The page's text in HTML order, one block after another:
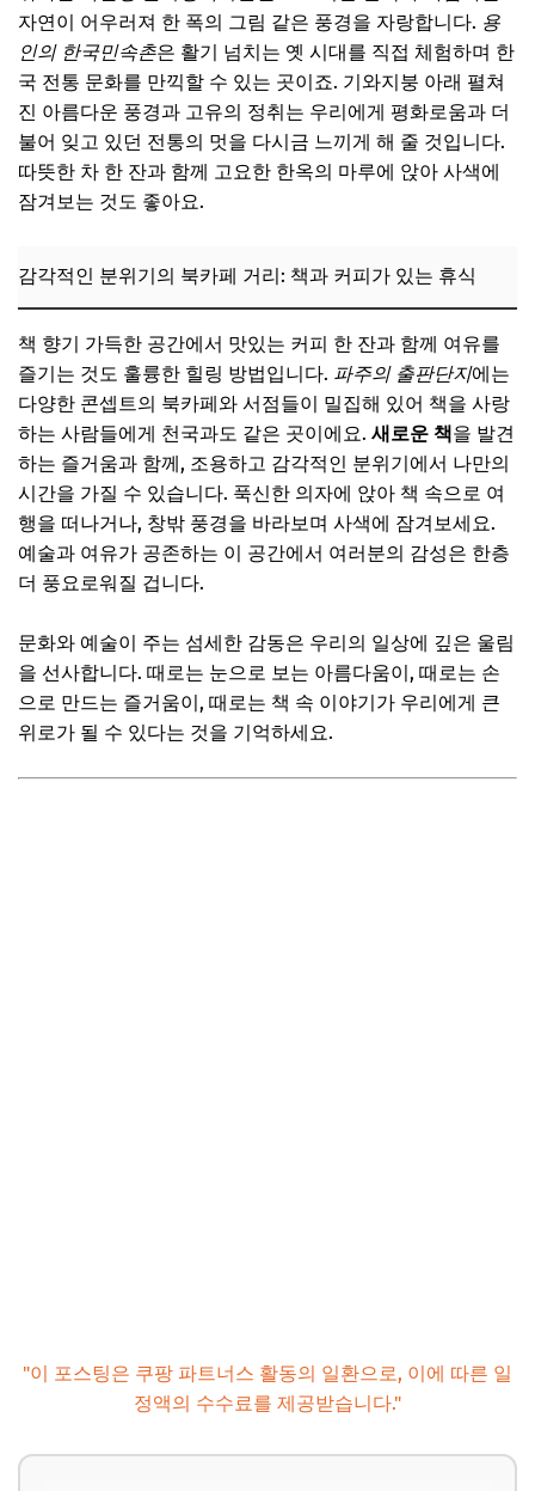
자연이 어우러져 한 폭의 그림 같은 풍경을 자랑합니다. 용
인의 한국민속촌은 활기 넘치는 옛 시대를 직접 체험하며 한
국 전통 문화를 만끽할 수 있는 곳이죠. 기와지붕 아래 펼쳐
진 아름다운 풍경과 고유의 정취는 우리에게 평화로움과 더
불어 잊고 있던 전통의 멋을 다시금 느끼게 해 줄 것입니다.
따뜻한 차 한 잔과 함께 고요한 한옥의 마루에 앉아 사색에
잠겨보는 것도 좋아요.
감각적인 분위기의 북카페 거리: 책과 커피가 있는 휴식
책 향기 가득한 공간에서 맛있는 커피 한 잔과 함께 여유를
즐기는 것도 훌륭한 힐링 방법입니다. 파주의 출판단지에는
다양한 콘셉트의 북카페와 서점들이 밀집해 있어 책을 사랑
하는 사람들에게 천국과도 같은 곳이에요. 새로운 책을 발견
하는 즐거움과 함께, 조용하고 감각적인 분위기에서 나만의
시간을 가질 수 있습니다. 푹신한 의자에 앉아 책 속으로 여
행을 떠나거나, 창밖 풍경을 바라보며 사색에 잠겨보세요.
예술과 여유가 공존하는 이 공간에서 여러분의 감성은 한층
더 풍요로워질 겁니다.
문화와 예술이 주는 섬세한 감동은 우리의 일상에 깊은 울림
을 선사합니다. 때로는 눈으로 보는 아름다움이, 때로는 손
으로 만드는 즐거움이, 때로는 책 속 이야기가 우리에게 큰
위로가 될 수 있다는 것을 기억하세요.
"이 포스팅은 쿠팡 파트너스 활동의 일환으로, 이에 따른 일
정액의 수수료를 제공받습니다."